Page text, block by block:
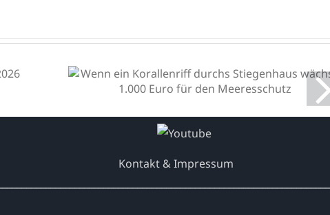
Wenn ein Korallenriff
durchs Stiegenhaus wächst:
1.000 Euro für den
Meeresschutz
Kontakt & Impressum